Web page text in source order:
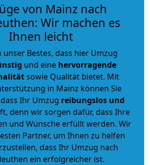
von Mainz nach
Wir machen es
Ihnen leicht
unser Bestes, dass hier Umzug
und eine hervorragende
sowie Qualität bietet. Mit
in Mainz können Sie
Ihr Umzug reibungslos und
denn wir sorgen dafür, dass Ihre
und Wünsche erfüllt werden. Wir
Partner, um Ihnen zu helfen
dass Ihr Umzug nach
ein erfolgreicher ist.